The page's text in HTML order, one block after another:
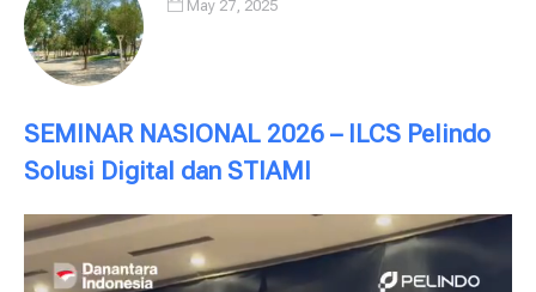
May 27, 2025
SEMINAR NASIONAL 2026 – ILCS Pelindo
Solusi Digital dan STIAMI